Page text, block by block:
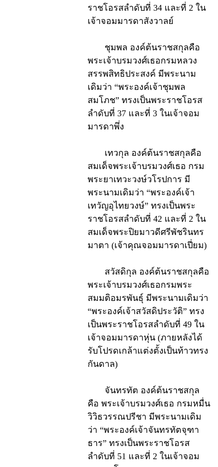
ราชโอรสลำดับที่ 34 และที่ 2 ใน
เจ้าจอมมารดาสังวาลย์
ชุมพล องค์ต้นราชสกุลคือ
พระเจ้าบรมวงศ์เธอกรมหลวง
สรรพสิทธิประสงค์ มีพระนาม
เดิมว่า “พระองค์เจ้าชุมพล
สมโภช” ทรงเป็นพระราชโอรส
ลำดับที่ 37 และที่ 3 ในเจ้าจอม
มารดาพึ่ง
เทวกุล องค์ต้นราชสกุลคือ
สมเด็จพระเจ้าบรมวงศ์เธอ กรม
พระยาเทวะวงษ์วโรปการ มี
พระนามเดิมว่า “พระองค์เจ้า
เทวัญอุไทยวงษ์” ทรงเป็นพระ
ราชโอรสลำดับที่ 42 และที่ 2 ใน
สมเด็จพระปิยมาวดีศรีพัชรินทร
มาตา (เจ้าคุณจอมมารดาเปี่ยม)
สวัสดิกุล องค์ต้นราชสกุลคือ
พระเจ้าบรมวงศ์เธอกรมพระ
สมมติอมรพันธุ์ มีพระนามเดิมว่า
“พระองค์เจ้าสวัสดิประวัติ” ทรง
เป็นพระราชโอรสลำดับที่ 49 ใน
เจ้าจอมมารดาหุ่น (ภายหลังได้
รับโปรดเกล้าแต่งตั้งเป็นท้าวทรง
กันดาล)
จันทรทัต องค์ต้นราชสกุล
คือ พระเจ้าบรมวงศ์เธอ กรมหมื่น
วิวิธวรรณปรีชา มีพระนามเดิม
ว่า “พระองค์เจ้าจันทรทัตจุฑา
ธาร” ทรงเป็นพระราชโอรส
ลำดับที่ 51 และที่ 2 ในเจ้าจอม